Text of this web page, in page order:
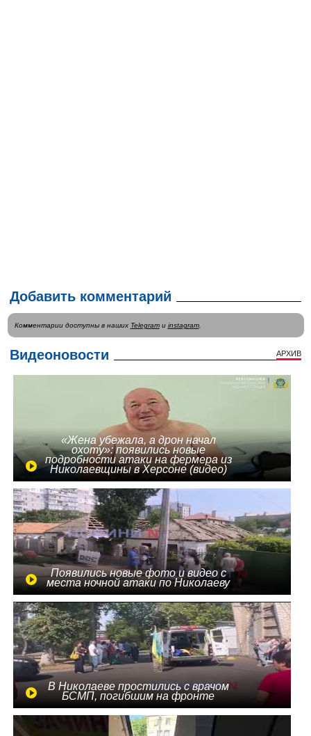
Добавить комментарий
Комментарии доступны в наших Telegramи instagram.
Видеоновости АРХИВ
«Жена убежала, а дрон начал
охоту»: появились новые
подробности атаки на фермера из
Николаевщины в Херсоне (видео)
Появились новые фото и видео с
места ночной атаки по Николаеву
В Николаеве простились с врачом
БСМП, погибшим на фронте